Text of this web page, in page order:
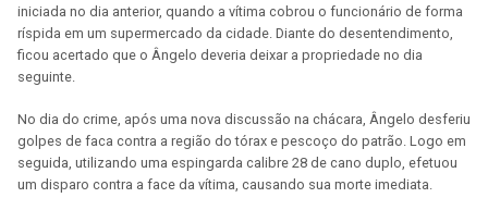
iniciada no dia anterior, quando a vítima cobrou o funcionário de forma
ríspida em um supermercado da cidade. Diante do desentendimento,
ficou acertado que o Ângelo deveria deixar a propriedade no dia
seguinte.
No dia do crime, após uma nova discussão na chácara, Ângelo desferiu
golpes de faca contra a região do tórax e pescoço do patrão. Logo em
seguida, utilizando uma espingarda calibre 28 de cano duplo, efetuou
um disparo contra a face da vítima, causando sua morte imediata.